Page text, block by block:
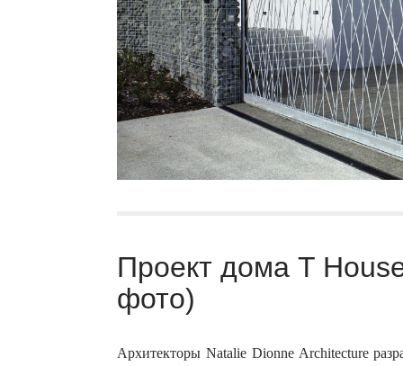
Проект дома T
фото)
Архитекторы Natalie Dionne Architecture